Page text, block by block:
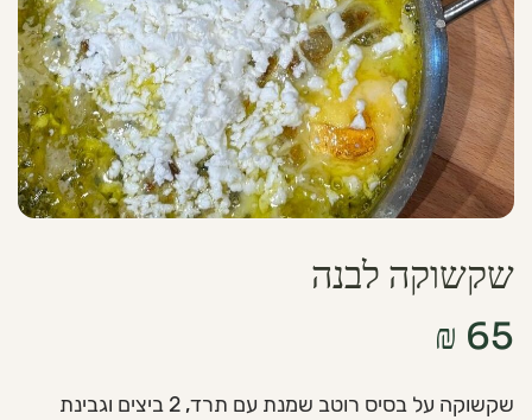
שקשוקה לבנה
₪ 65
שקשוקה על בסיס רוטב שמנת עם תרד, 2 ביצים וגבינת